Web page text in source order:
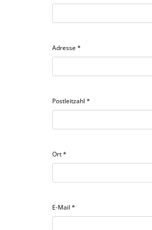
Adresse*
Postleitzahl *
Ort*
E-Mail *